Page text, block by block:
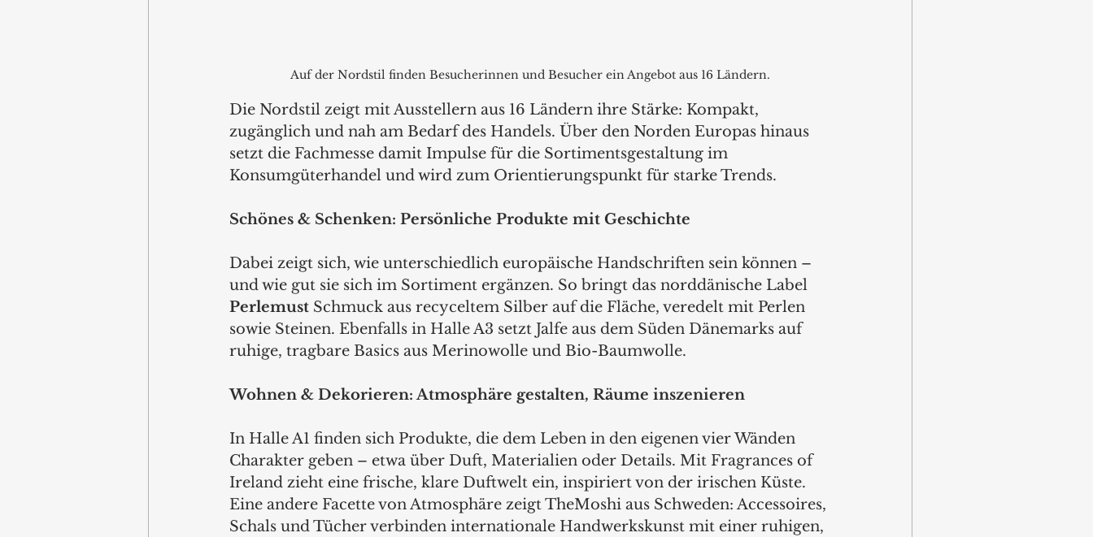
Auf der Nordstil finden Besucherinnen und Besucher ein Angebot aus 16 Ländern.
Die Nordstil zeigt mit Ausstellern aus 16 Ländern ihre Stärke: Kompakt,
zugänglich und nah am Bedarf des Handels. Über den Norden Europas hinaus
setzt die Fachmesse damit Impulse für die Sortimentsgestaltung im
Konsumgüterhandel und wird zum Orientierungspunkt für starke Trends.
Schönes & Schenken: Persönliche Produkte mit Geschichte
Dabei zeigt sich, wie unterschiedlich europäische Handschriften sein können –
und wie gut sie sich im Sortiment ergänzen. So bringt das norddänische Label
Perlemust Schmuck aus recyceltem Silber auf die Fläche, veredelt mit Perlen
sowie Steinen. Ebenfalls in Halle A3 setzt Jalfe aus dem Süden Dänemarks auf
ruhige, tragbare Basics aus Merinowolle und Bio-Baumwolle.
Wohnen & Dekorieren: Atmosphäre gestalten, Räume inszenieren
In Halle A1 finden sich Produkte, die dem Leben in den eigenen vier Wänden
Charakter geben – etwa über Duft, Materialien oder Details. Mit Fragrances of
Ireland zieht eine frische, klare Duftwelt ein, inspiriert von der irischen Küste.
Eine andere Facette von Atmosphäre zeigt TheMoshi aus Schweden: Accessoires,
Schals und Tücher verbinden internationale Handwerkskunst mit einer ruhigen,